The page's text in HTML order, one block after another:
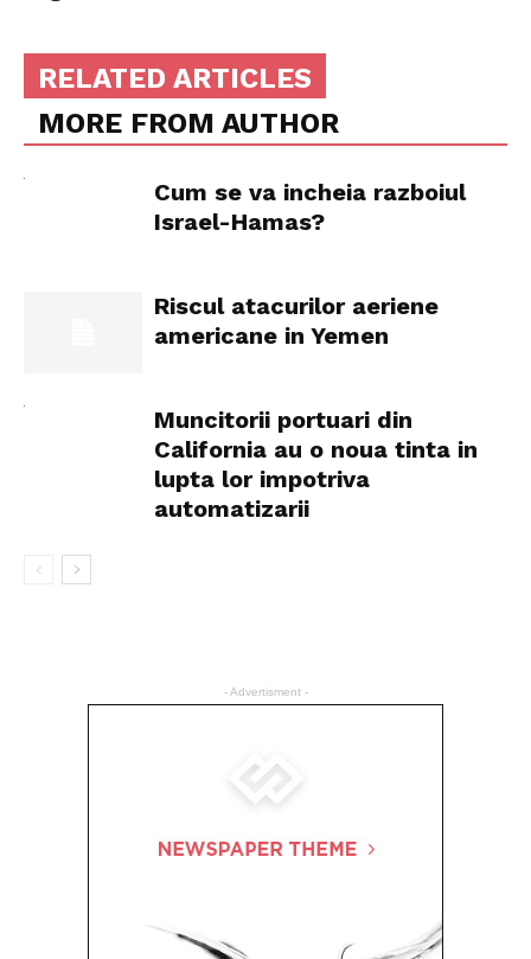
RELATED ARTICLES
MORE FROM AUTHOR
Cum se va incheia razboiul
Israel-Hamas?
Riscul atacurilor aeriene
americane in Yemen
Muncitorii portuari din
California au o noua tinta in
lupta lor impotriva
automatizarii
- Advertisment -